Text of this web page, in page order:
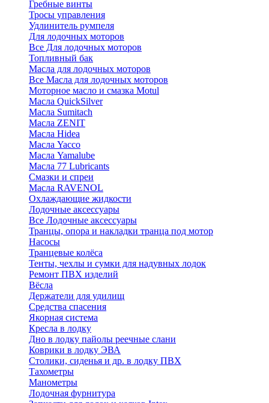
Гребные винты
Тросы управления
Удлинитель румпеля
Для лодочных моторов
Все Для лодочных моторов
Топливный бак
Масла для лодочных моторов
Все Масла для лодочных моторов
Моторное масло и смазка Motul
Масла QuickSilver
Масла Sumitach
Масла ZENIT
Масла Hidea
Масла Yacco
Масла Yamalube
Масла 77 Lubricants
Смазки и спреи
Масла RAVENOL
Охлаждающие жидкости
Лодочные аксессуары
Все Лодочные аксессуары
Транцы, опора и накладки транца под мотор
Насосы
Транцевые колёса
Тенты, чехлы и сумки для надувных лодок
Ремонт ПВХ изделий
Вёсла
Держатели для удилищ
Средства спасения
Якорная система
Кресла в лодку
Дно в лодку пайолы реечные слани
Коврики в лодку ЭВА
Столики, сиденья и др. в лодку ПВХ
Тахометры
Манометры
Лодочная фурнитура